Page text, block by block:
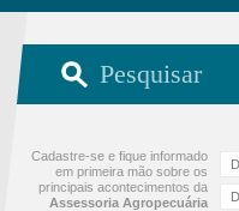
Cadastre-se e fique informado
em primeira mão sobre os
principais acontecimentos da
Assessoria Agropecuária